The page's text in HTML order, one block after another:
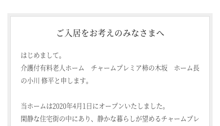
ご入居をお考えのみなさまへ
はじめまして。
介護付有料老人ホーム チャームプレミア柿の木坂 ホーム長
の小川 修平と申します。
当ホームは2020年4月1日にオープンいたしました。
閑静な住宅街の中にあり、静かな暮らしが望めるチャームプレ